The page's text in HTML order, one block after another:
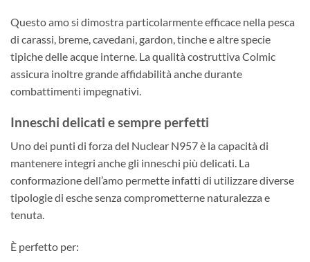
Questo amo si dimostra particolarmente efficace nella pesca
di carassi, breme, cavedani, gardon, tinche e altre specie
tipiche delle acque interne. La qualità costruttiva Colmic
assicura inoltre grande affidabilità anche durante
combattimenti impegnativi.
Inneschi delicati e sempre perfetti
Uno dei punti di forza del Nuclear N957 è la capacità di
mantenere integri anche gli inneschi più delicati. La
conformazione dell’amo permette infatti di utilizzare diverse
tipologie di esche senza comprometterne naturalezza e
tenuta.
È perfetto per: